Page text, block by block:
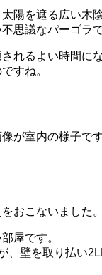
陽を遮る広い木
思議なパーゴラで
れるよい時間に
すね。
が室内の様子です
おこないました。
屋です。
壁を取り払い